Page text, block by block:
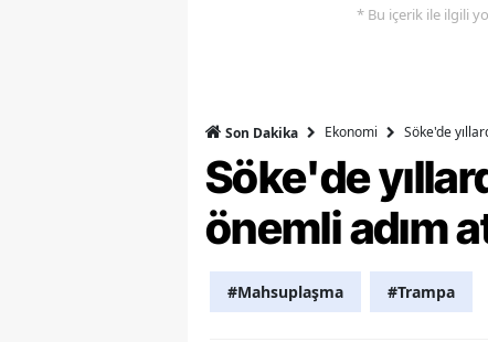
* Bu içerik ile ilgili
Son Dakika Ekonomi Söke'de
Söke'de
önemli adım
#Mahsuplaşma #Trampa